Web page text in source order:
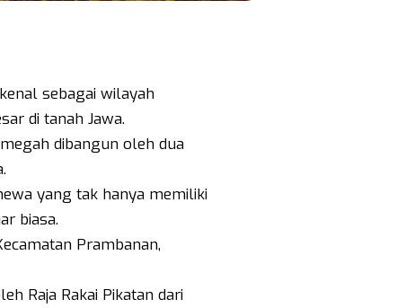
sebagai wilayah
di tanah Jawa.
dibangun oleh dua
yang tak hanya memiliki
biasa.
Prambanan,
Raja Rakai Pikatan dari